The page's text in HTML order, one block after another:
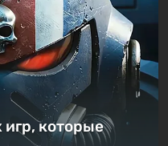
которые